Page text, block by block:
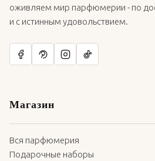
оживляем мир парфюмерии - по
и с истинным удовольствием.
Магазин
Вся парфюмерия
Подарочные наборы